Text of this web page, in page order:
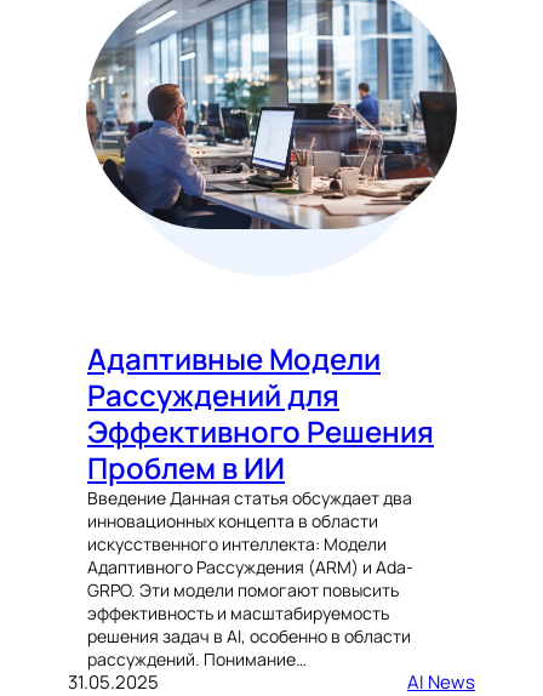
Адаптивные Модели
Рассуждений для
Эффективного Решения
Проблем в ИИ
Введение Данная статья обсуждает два
инновационных концепта в области
искусственного интеллекта: Модели
Адаптивного Рассуждения (ARM) и Ada-
GRPO. Эти модели помогают повысить
эффективность и масштабируемость
решения задач в AI, особенно в области
рассуждений. Понимание…
31.05.2025 AI News